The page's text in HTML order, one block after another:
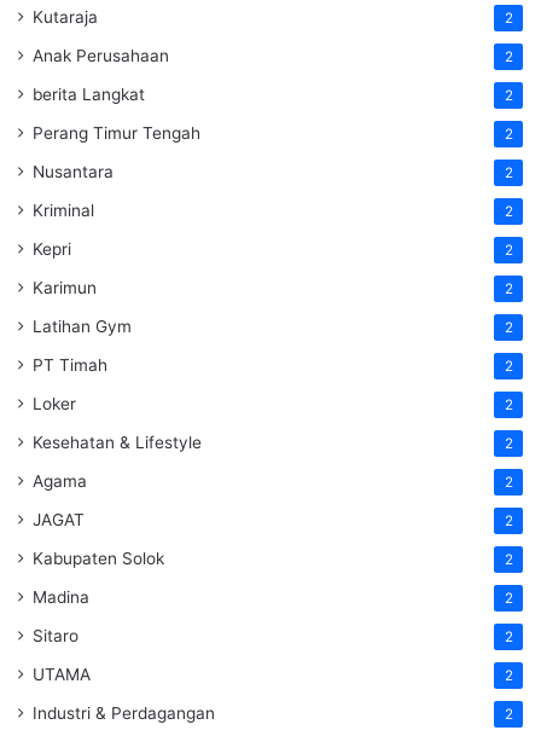
Kutaraja 2
Anak Perusahaan 2
berita Langkat 2
Perang Timur Tengah 2
Nusantara 2
Kriminal 2
Kepri 2
Karimun 2
Latihan Gym 2
PT Timah 2
Loker 2
Kesehatan & Lifestyle 2
Agama 2
JAGAT 2
Kabupaten Solok 2
Madina 2
Sitaro 2
UTAMA 2
Industri & Perdagangan 2